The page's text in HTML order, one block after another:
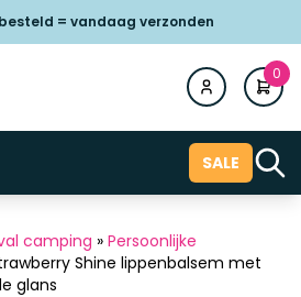
besteld = vandaag verzonden
0
SALE
camping » Persoonlijke
Shine lippenbalsem met
glans